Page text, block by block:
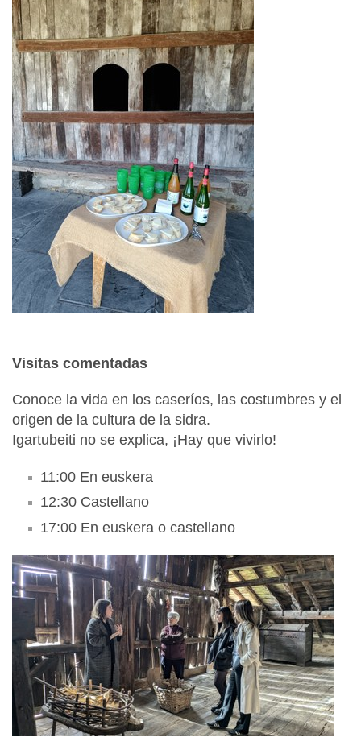
Visitas comentadas
Conoce la vida en los caseríos, las costumbres y el
origen de la cultura de la sidra.
Igartubeiti no se explica, ¡Hay que vivirlo!
11:00 En euskera
12:30 Castellano
17:00 En euskera o castellano